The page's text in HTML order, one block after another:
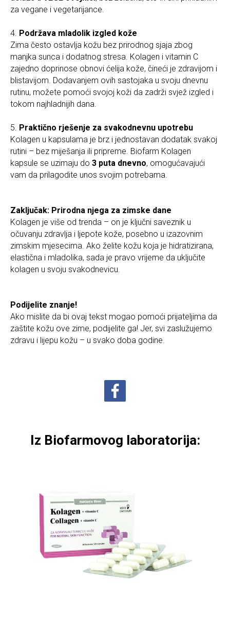
za vegane i vegetarijance.
4. Podržava mladolik izgled kože
Zima često ostavlja kožu bez prirodnog sjaja zbog
manjka sunca i dodatnog stresa. Kolagen i vitamin C
zajedno doprinose obnovi ćelija kože, čineći je zdravijom i
blistavijom. Dodavanjem ovih sastojaka u svoju dnevnu
rutinu, možete pomoći svojoj koži da zadrži svjež izgled i
tokom najhladnijih dana.
5. Praktično rješenje za svakodnevnu upotrebu
Kolagen u kapsulama je brz i jednostavan dodatak svakoj
rutini – bez miješanja ili pripreme. Biofarm Kolagen
kapsule se uzimaju do 3 puta dnevno, omogućavajući
vam da prilagodite unos svojim potrebama.
Zaključak: Prirodna njega za zimske dane
Kolagen je više od trenda – on je ključni saveznik u
očuvanju zdravlja i ljepote kože, posebno u izazovnim
zimskim mjesecima. Ako želite kožu koja je hidratizirana,
elastična i mladolika, sada je pravo vrijeme da uključite
kolagen u svoju svakodnevicu.
Podijelite znanje!
Ako mislite da bi ovaj tekst mogao pomoći prijateljima da
zaštite kožu ove zime, podijelite ga! Jer, svi zaslužujemo
zdravu i lijepu kožu – u svako doba godine.
Iz Biofarmovog laboratorija: